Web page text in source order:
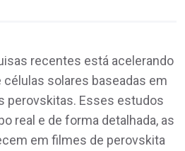
recentes está acelerando
solares baseadas em
perovskitas. Esses estudos
real e de forma detalhada, as
em filmes de perovskita